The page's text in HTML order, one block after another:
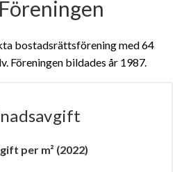
Föreningen
bostadsrättsförening med 64
Föreningen bildades år 1987
per m² (2022)